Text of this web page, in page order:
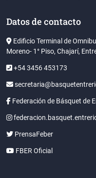
Datos de contacto
Edificio Terminal de
Moreno- 1° Piso, Chajarí,
+54 3456 453173
Federación de Básquet de
PrensaFeber
FBER Oficial